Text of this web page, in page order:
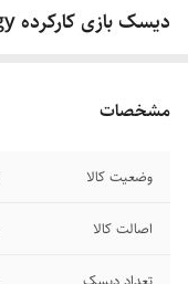
دیسک بازی کارکرده Mafia Trilogy
مشخصات
وضعیت کالا
اصالت کالا